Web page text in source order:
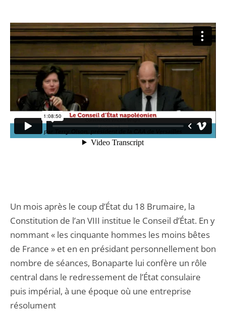
Un mois après le coup d’État du 18 Brumaire, la
Constitution de l’an VIII institue le Conseil d’État. En y
nommant « les cinquante hommes les moins bêtes
de France » et en en présidant personnellement bon
nombre de séances, Bonaparte lui confère un rôle
central dans le redressement de l’État consulaire
puis impérial, à une époque où une entreprise
résolument